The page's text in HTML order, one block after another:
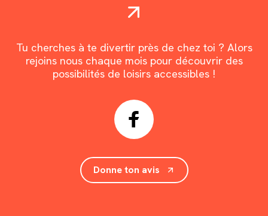
Tu cherches à te divertir près de chez toi ? Alors
rejoins nous chaque mois pour découvrir des
possibilités de loisirs accessibles !
Donne ton avis